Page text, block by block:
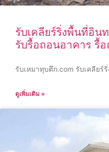
รับเคลียร์ริ่งพื้นที่อิน
รับรื้อถอนอาคาร รื้
รับเหมาทุบตึก.com รับเคลียร์
ดูเพิ่มเติม »